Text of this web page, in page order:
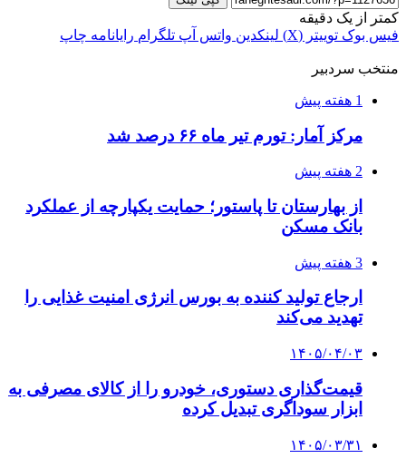
کمتر از یک دقیقه
فیس بوک توییتر (X) لینکدین واتس آپ تلگرام رایانامه چاپ
منتخب سردبیر
1 هفته پیش
مرکز آمار: تورم تیر ماه ۶۶ درصد شد
2 هفته پیش
از بهارستان تا پاستور؛ حمایت یکپارچه از عملکرد
بانک مسکن
3 هفته پیش
ارجاع تولید کننده به بورس انرژی امنیت غذایی را
تهدید می‌کند
۱۴۰۵/۰۴/۰۳
قیمت‌گذاری دستوری، خودرو را از کالای مصرفی به
ابزار سوداگری تبدیل کرده
۱۴۰۵/۰۳/۳۱